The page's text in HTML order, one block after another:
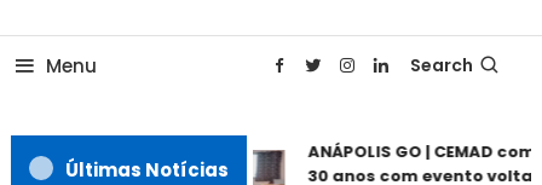
Menu Search
Últimas Notícias
ANÁPOLIS GO | CEMAD
30 anos com evento